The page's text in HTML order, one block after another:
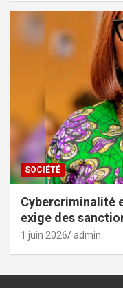
SOCIÉTÉ
Cybercriminalité
exige des
1 juin 2026 admin